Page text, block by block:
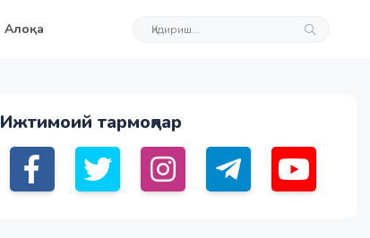
Алоқа
Ижтимоий тармоқлар